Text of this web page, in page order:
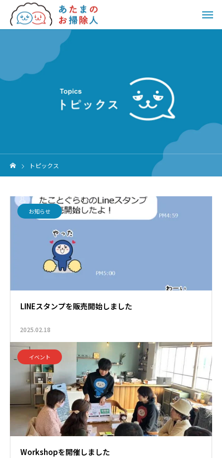
トピックス
お知らせ
LINEスタンプを販売開始しました
2025.02.18
イベント
Workshopを開催しました